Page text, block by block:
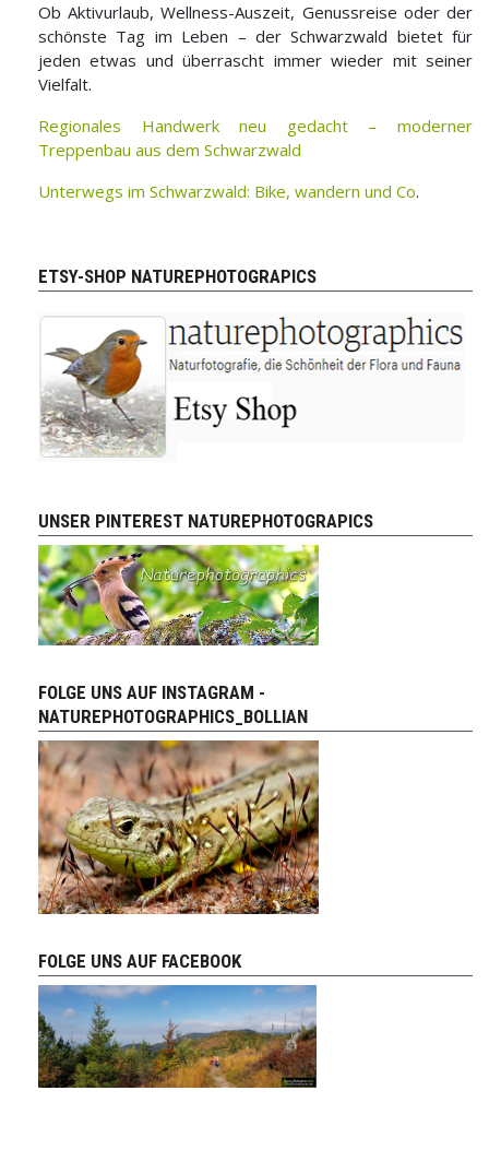
Ob Aktivurlaub, Wellness-Auszeit, Genussreise oder der
schönste Tag im Leben – der Schwarzwald bietet für
jeden etwas und überrascht immer wieder mit seiner
Vielfalt.
Regionales Handwerk neu gedacht – moderner
Treppenbau aus dem Schwarzwald
Unterwegs im Schwarzwald: Bike, wandern und Co.
ETSY-SHOP NATUREPHOTOGRAPICS
UNSER PINTEREST NATUREPHOTOGRAPICS
FOLGE UNS AUF INSTAGRAM -
NATUREPHOTOGRAPHICS_BOLLIAN
FOLGE UNS AUF FACEBOOK